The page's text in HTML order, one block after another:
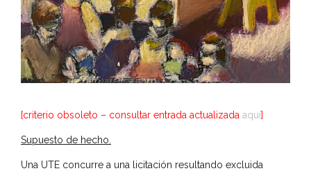
[criterio obsoleto – consultar entrada actualizada aquí]
Supuesto de hecho.
Una UTE concurre a una licitación resultando excluida